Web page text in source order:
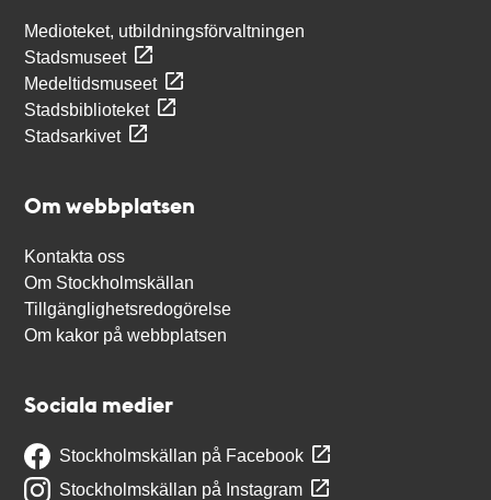
Medioteket, utbildningsförvaltningen
Stadsmuseet
Medeltidsmuseet
Stadsbiblioteket
Stadsarkivet
Om webbplatsen
Kontakta oss
Om Stockholmskällan
Tillgänglighetsredogörelse
Om kakor på webbplatsen
Sociala medier
Stockholmskällan på Facebook
Stockholmskällan på Instagram